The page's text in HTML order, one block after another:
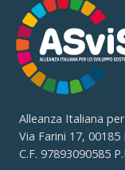
Alleanza Italiana
Via Farini 17, 00185
C.F. 97893090585